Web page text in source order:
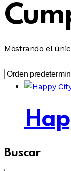
Mostrando el
Buscar